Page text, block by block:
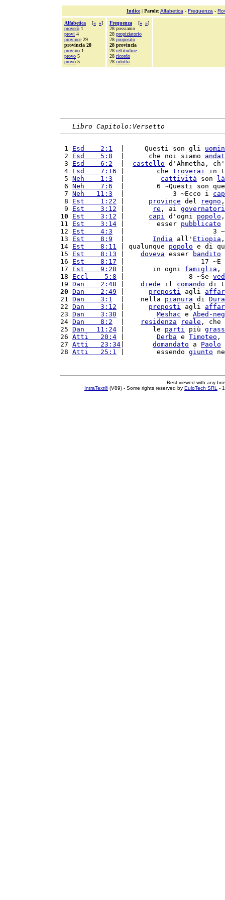
Indice| Parole: Alfabetica - Frequenza -
Alfabetica [« »]
proverò 1
provi 4
province 29
provincia 28
provino 1
provo 5
provò 5
Frequenza [« »]
28 possiamo
28 propiziatorio
28 proposito
28 provincia
28 rettitudine
28 ricordo
28 ridotto
Libro Capitolo:Versetto
1 Esd    2:1
  |     Questi son gli
2 Esd    5:8
  |      che noi siamo
3 Esd    6:2 castello d'Ahmetha,
4 Esd    7:16 |        che troverai in
5 Neh    1:3 cattività son
là
6 Neh    7:6
|        6 ~Questi son
7 Neh   11:3
  |            3 ~Ecco i
8 Est    1:22 province del regno
9 Est    3:12 re , ai governatori
10
Est    3:12 capi d'ogni popolo
11 Est    3:14 |        esser pubblicato
12 Est    4:3
|                      3
13 Est    8:9 India all' Etiopia
14 Est    8:11 | qualunque popolo e di
15 Est    8:13 doveva esser bandito
16 Est    8:17 |                   17 ~E
17 Est    9:28 |       in ogni famiglia ,
18 Eccl    5:8 |                8 ~Se
19 Dan    2:48 diede il comando di
20 Dan    2:49 preposti agli
21 Dan    3:1
  |    nella
pianura di Dura
22 Dan    3:12 preposti agli
23 Dan    3:30 Meshac e Abed-
24 Dan    8:2 residenza reale ,
25 Dan   11:24 |       le parti più
26 Atti   20:4 Derba e Timoteo ,
27 Atti   23:34 domandato a Paolo
28 Atti   25:1 |        essendo giunto
Best viewed with any
IntraText®(V89) - Some rights reserved by EuloTech SRL -